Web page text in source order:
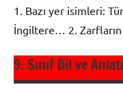
1. Bazı yer isimleri:
İngiltere… 2. Zarfların
9. Sınıf
9. Sınıf Dil ve